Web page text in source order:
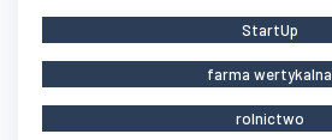
StartUp
farma wertykalna
rolnictwo